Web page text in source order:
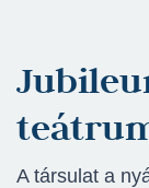
A társulat a